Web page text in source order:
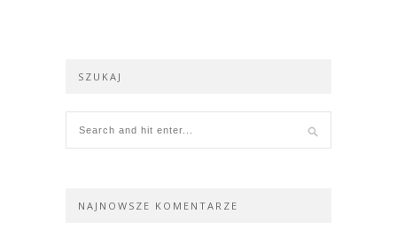
SZUKAJ
NAJNOWSZE KOMENTARZE